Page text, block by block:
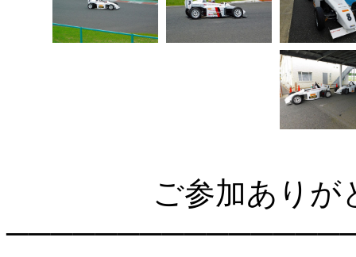
ご参加ありが